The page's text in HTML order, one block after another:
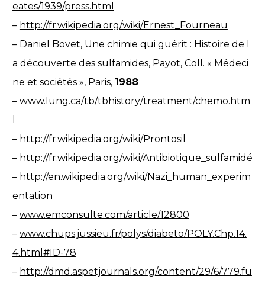
eates/1939/press.html
– http://fr.wikipedia.org/wiki/Ernest_Fourneau
– Daniel Bovet, Une chimie qui guérit : Histoire de l
a découverte des sulfamides, Payot, Coll. « Médeci
ne et sociétés », Paris, 1988
– www.lung.ca/tb/tbhistory/treatment/chemo.htm
– http://fr.wikipedia.org/wiki/Prontosil
– http://fr.wikipedia.org/wiki/Antibiotique_sulfamidé
– http://en.wikipedia.org/wiki/Nazi_human_experim
entation
– www.emconsulte.com/article/12800
– www.chups.jussieu.fr/polys/diabeto/POLY.Chp.14.
4.html#ID-78
– http://dmd.aspetjournals.org/content/29/6/779.fu